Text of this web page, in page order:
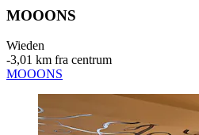
MOOONS
Wieden
‐3,01 km fra centrum
MOOONS